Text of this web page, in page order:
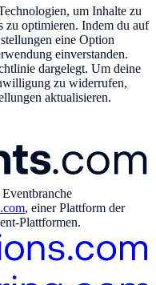
um Inhalte zu
zu optimieren. Indem du auf
eine Option
einverstanden.
dargelegt. Um deine
zu widerrufen,
aktualisieren.
, einer Plattform der
Plattformen.